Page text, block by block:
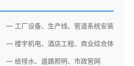
— 工厂设备、生产线、管道系统安装
— 楼宇机电、酒店工程、商业综合体
— 给排水、道路照明、市政管网